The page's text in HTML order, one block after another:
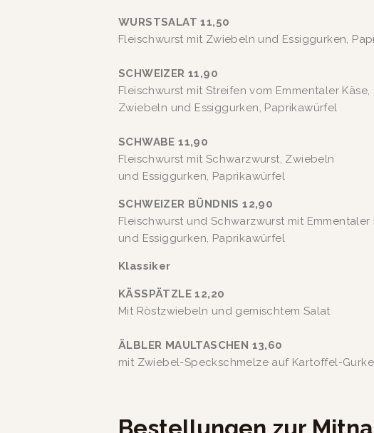
WURSTSALAT 11,50
Fleischwurst mit Zwiebeln und Essiggurken,
SCHWEIZER 11,90
Fleischwurst mit Streifen vom Emmentaler Käse,
Zwiebeln und Essiggurken, Paprikawürfel
SCHWABE 11,90
Fleischwurst mit Schwarzwurst, Zwiebeln
und Essiggurken, Paprikawürfel
SCHWEIZER BÜNDNIS 12,90
Fleischwurst und Schwarzwurst mit Emmentaler
und Essiggurken, Paprikawürfel
Klassiker
ÄLBLER MAULTASCHEN 13,60
Bestellungen zur